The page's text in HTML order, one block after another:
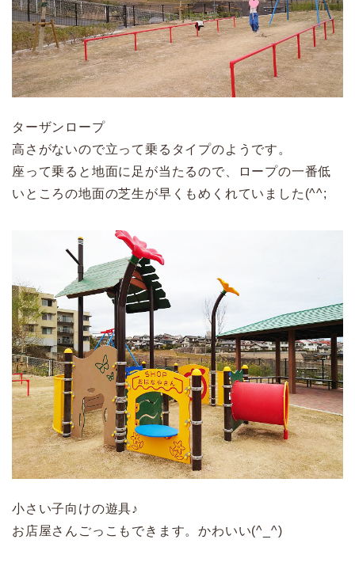
ターザンロープ
高さがないので立って乗るタイプのようです。
座って乗ると地面に足が当たるので、ロープの一番低
いところの地面の芝生が早くもめくれていました(^^;
小さい子向けの遊具♪
お店屋さんごっこもできます。かわいい(^_^)